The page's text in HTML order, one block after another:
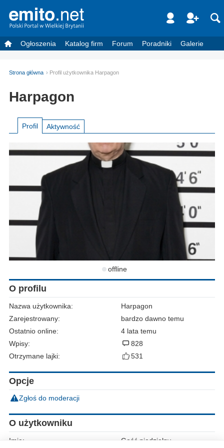
Ogłoszenia Katalog firm Forum Poradniki Galerie
Strona główna Profil użytkownika Harpagon
Harpagon
Profil Aktywność
offline
O profilu
Nazwa użytkownika:
Harpagon
Zarejestrowany:
bardzo dawno temu
Ostatnio online:
4 lata temu
Wpisy:
828
Otrzymane lajki:
531
Opcje
Zgłoś do moderacji
O użytkowniku
Imię: Gość niedzielny